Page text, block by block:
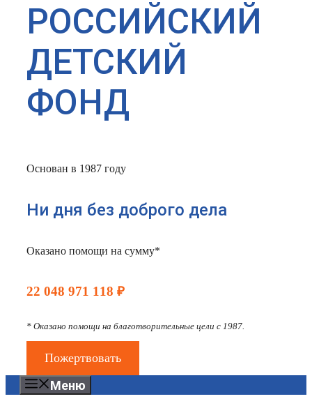
РОССИЙСКИЙ
ДЕТСКИЙ
ФОНД
Основан в 1987 году
Ни дня без доброго дела
Оказано помощи на сумму*
22 048 971 118 ₽
* Оказано помощи на благотворительные цели с 1987.
Пожертвовать
Меню